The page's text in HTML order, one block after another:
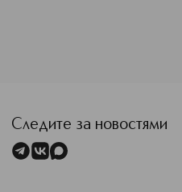
Следите за новостями